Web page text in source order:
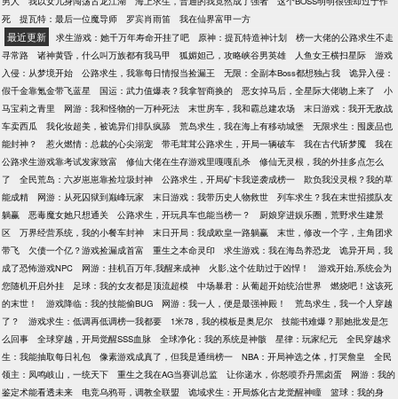
死
提瓦特：最后一位魔导师 罗宾肖雨笛 我在仙界富甲一方
最近更新 求生游戏：她千万年寿命开挂了吧 原神：提瓦特造神计划
榜一大佬的公路求生不走
寻常路
诸神黄昏，什么叫万族都有我马甲 狐媚妲己，攻略峡谷男英雄 人鱼女王横扫星际
游戏
入侵：从梦境开始
公路求生，我靠每日情报当捡漏王 无限：全副本Boss都想独占我
诡异入侵：
假千金靠氪金带飞蓝星
国运：武力值爆表？我拿智商换的 恶女掉马后，全星际大佬吻上来了
小
马宝莉之青里
网游：我和怪物的一万种死法 末世房车，我和霸总建农场
末日游戏：我开无敌战
车卖西瓜
我化妆超美，被诡异们排队疯舔 荒岛求生，我在海上有移动城堡
无限求生：囤废品也
能封神？
惹火燃情：总裁的心尖溺宠 带毛茸茸公路求生，开局一辆破车 我在古代斩梦魇
我在
公路求生游戏靠考试发家致富
修仙大佬在生存游戏里嘎嘎乱杀
修仙无灵根，我的外挂多点怎么
了
全民荒岛：六岁崽崽靠捡垃圾封神 公路求生，开局矿卡我逆袭成榜一
欺负我没灵根？我的草
能成精
网游：从死囚狱到巅峰玩家 末日游戏：我带历史人物救世
列车求生？我在末世招揽队友
躺赢
恶毒魔女她只想通关 公路求生，开玩具车也能当榜一？
厨娘穿进娱乐圈，荒野求生建景
区
万界经营系统，我的小餐车封神 末日开局：我成欧皇一路躺赢
末世，修改一个字，主角团求
带飞
欠债一个亿？游戏捡漏成首富 重生之本命灵印 求生游戏：我在海岛养恐龙
诡异开局，我
成了恐怖游戏NPC
网游：挂机百万年,我醒来成神 火影,这个佐助过于凶悍！
游戏开始,系统会为
您随机开启外挂
足球：我的女友都是顶流超模 中场暴君：从葡超开始统治世界
燃烧吧！这该死
的末世！
游戏降临：我的技能偷BUG 网游：我一人，便是最强神殿！
荒岛求生，我一个人穿越
了？
游戏求生：低调再低调榜一我都要 1米78，我的模板是奥尼尔
技能书难爆？那她批发是怎
么回事
全球穿越，开局觉醒SSS血脉 全球净化：我的系统是神骸 星律：玩家纪元
全民穿越求
生：我能抽取每日礼包
像素游戏成真了，但我是通缉榜一 NBA：开局神选之体，打哭詹皇
全民
领主：凤鸣岐山，一统天下
重生之我在AG当赛训总监 让你递水，你怒喷乔丹黑卤蛋
网游：我的
鉴定术能看透未来
电竞乌鸦哥，调教全联盟 诡域求生：开局炼化古龙觉醒神瞳
篮球：我的身